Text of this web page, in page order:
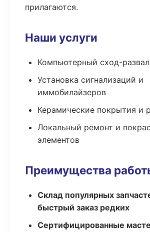
прилагаются.
Наши услуги
Компьютерный сход-развал
Установка сигнализаций и
иммобилайзеров
Керамические покрытия и
Локальный ремонт и
элементов
Преимущества
Склад популярных
быстрый заказ редких
Сертифицированные